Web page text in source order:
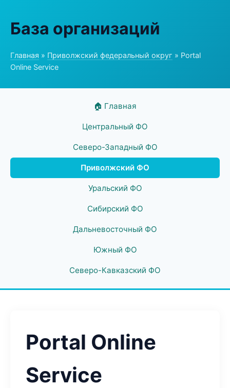
База организаций
Главная » Приволжский федеральный округ » Portal
Online Service
🏠 Главная
Центральный ФО
Северо-Западный ФО
Приволжский ФО
Уральский ФО
Сибирский ФО
Дальневосточный ФО
Южный ФО
Северо-Кавказский ФО
Portal Online
Service